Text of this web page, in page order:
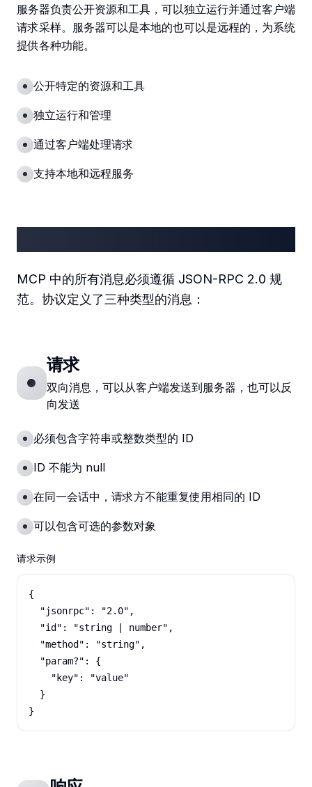
服务器负责公开资源和工具，可以独立运行并通过客户端
请求采样。服务器可以是本地的也可以是远程的，为系统
提供各种功能。
公开特定的资源和工具
独立运行和管理
通过客户端处理请求
支持本地和远程服务
MCP 中的所有消息必须遵循 JSON-RPC 2.0 规
范。协议定义了三种类型的消息：
请求
双向消息，可以从客户端发送到服务器，也可以反
向发送
必须包含字符串或整数类型的 ID
ID 不能为 null
在同一会话中，请求方不能重复使用相同的 ID
可以包含可选的参数对象
请求示例
{
  "jsonrpc": "2.0",
  "id": "string | number",
  "method": "string",
  "param?": {
    "key": "value"
  }
}